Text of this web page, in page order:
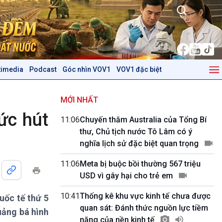
Podcast Góc nhìn VOV1 VOV1 đặc biệt
Trước giờ mở cửa
Dòng chảy Kinh tế
Tuyên chiến với gian lận
thương mại
Mùa vàng
Biển đảo Việt Nam
Tâm tình biên giới và hải
đảo
Tìm hiểu biển, đảo Việt
Nam
Podcast
Góc nhìn VOV1
Bình luận
hút
tế thứ 5
bá hình
MỚI NHẤT
11:06Chuyến thăm Australia của Tổng Bí
thư, Chủ tịch nước Tô Lâm có ý
nghĩa lịch sử đặc biệt quan trọng
11:06Meta bị buộc bồi thường 567 triệu
USD vì gây hại cho trẻ em
10:41Thống kê khu vực kinh tế chưa được
quan sát: Đánh thức nguồn lực tiềm
năng của nền kinh tế